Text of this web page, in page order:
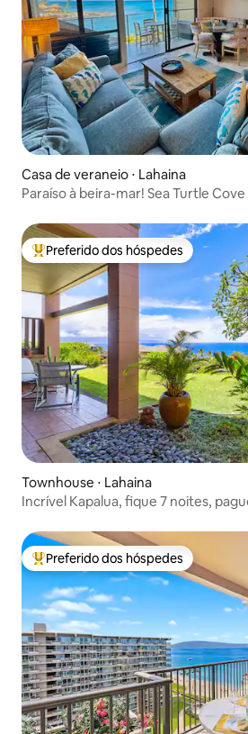
Casa de veraneio ⋅ Lahaina
Paraíso à beira-mar! Sea Turtle
Entre os melhores preferidos dos
Preferido dos hóspedes
Townhouse ⋅ Lahaina
Incrível Kapalua, fique 7 noites,
Entre os melhores preferidos dos
Preferido dos hóspedes